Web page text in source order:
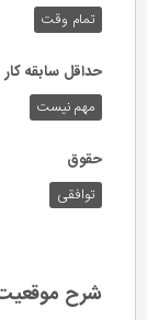
تمام وقت
حداقل سابقه کار
مهم نیست
حقوق
توافقی
شرح